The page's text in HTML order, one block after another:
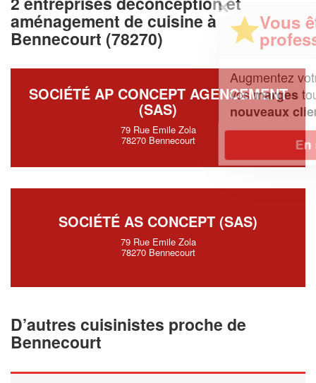
aménagement de cuisine à
Bennecourt (78270)
SOCIÉTÉ AP CONCEPT AGENCEMENT
(SAS)
79 Rue Emile Zola
78270 Bennecourt
SOCIÉTÉ AS CONCEPT (SAS)
79 Rue Emile Zola
78270 Bennecourt
D’autres cuisinistes proche de
Bennecourt
✕
Vous êtes un
professionnel ?
chiffre d'affaireset
vosmargestout en gagnant de
nouveaux clients
En savoir plus